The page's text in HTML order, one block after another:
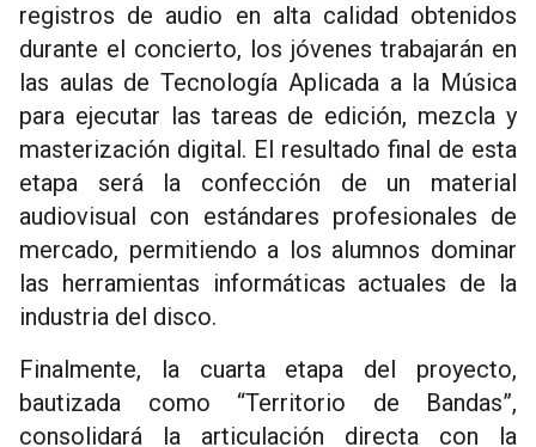
registros de audio en alta calidad obtenidos
durante el concierto, los jóvenes trabajarán en
las aulas de Tecnología Aplicada a la Música
para ejecutar las tareas de edición, mezcla y
masterización digital. El resultado final de esta
etapa será la confección de un material
audiovisual con estándares profesionales de
mercado, permitiendo a los alumnos dominar
las herramientas informáticas actuales de la
industria del disco.
Finalmente, la cuarta etapa del proyecto,
bautizada como “Territorio de Bandas”,
consolidará la articulación directa con la